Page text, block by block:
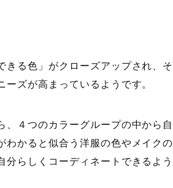
きる色」がクローズアップされ、そ
ズが高まっているようです。
４つのカラーグループの中から自
わかると似合う洋服の色やメイクの
らしくコーディネートできるよう